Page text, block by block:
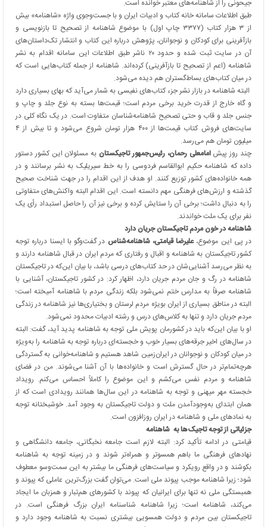
جیحونی را از شاهنامه‌های معتبر خوانده است.
طبق اطلاعات سامانه خانه کتاب و ادبیات ایران و با جست‌وجوی واژه «شاهنامه» بیش
از ۳ هزار کتاب (۳۳۷۷ چاپ اول) با موضوع شاهنامه از تصحیح تا بازنویسی و
بازآفرینی برای کودکان و نوجوانان، پژوهش درباره این کتاب و انتشار تک‌داستان‌های
آن در سایت ثبت شده و حدود ۲۰ ناشر طبق اطلاعات این سامانه اقدام به نشر
شاهنامه (اعم از تصحیح تا بازآفرینی) کرده‌اند. شاهنامه از جمله کتاب‌هایی است که
در میان کتاب‌های بساط‌گستران هم دیده می‌شود.
البته شاهنامه در بازار نشر جزء کتاب‌های نفیسی به شمار می‌آید که بهای بسیاری دارد
و گاه خارج از قدرت خرید برخی مردم است؛ قیمت‌ها بسته به نوع جلد و چاپ و
جنس جلد و قاب و حتی تصحیح شاهنامه‌شناسان متفاوت است. در یک نگاه کلی در
سایت‌های فروش کتاب قیمت‌ها از ۴۰۰ هزار تومان شروع می‌شود و تا بیش از ۴
میلیون تومان هم می‌رسد.
چند روز پیشامامعلی رحمان، رئیس‌جمهور تاجیکستانبه مسئولان این کشور دستور
داده که شاهنامه حکیم ابوالقاسم فردوسی را به خط سیریلیک به نشر برسانند و در
همه خانواده‌های کشور توزیع کنند. او هدف از این اقدام را در جهت شناخت صحیح
گذشته و ارزش‌های فرهنگی مهم دانسته است. این اقدام البته واکنش‌های متفاوتی
را به دنبال داشت؛ برخی آن را ستایش کرده و برخی نیز آن را حاصل استبداد رأی یک
نفر برای یک ملت خواندند.
شاهنامه در خون مردم تاجیکستان جریان دارد
در پی این موضوع،علیرضا قیامتی، شاهنامه‌شناس در گفت‌وگو با ایسنا درباره توجه
کشور تاجیکستان به شاهنامه و اقبال و رفتاری که مردم ایران در قبال شاهنامه دارند و
به نظر می‌رسد آشنایی‌شان در حد کتاب‌های درسی باشد، با بیان این‌که در تاجیکستان
شاهنامه در رگ و جان مردم جریان دارد، اظهار کرد: در کشور تاجیکستان، آشنایی با
شاهنامه صرفاً به مدارس ختم نمی‌شود بلکه زندگی مردم با شاهنامه آمیخته است؛
البته در مناطق بسیاری از ایران بویژه مردم لرستان و بختیاری‌ها نیز شاهنامه در زندگی
مردم جریان دارد و تنها به کلاس‌های درس و رشته ادبیات محدود نمی‌شود.
او با بیان این‌که باید در کشورمان پویش ملی توجه به شاهنامه پدید آید، گفت: البته
در سال‌های اخیر جرقه‌های بسیار خوب و خجسته‌ای درباره توجه به شاهنامه را به‌ویژه
در میان کودکان و نوجوانان در ایران‌زمین شاهد هستیم و شاهنامه‌خوانی به گستردگی
هرچه‌تمام‌تر در حال گسترش است و خانواده‌ها با آن آشنا می‌شوند. من در فضای
شاهنامه و مردم نفس می‌کشم و این موضوع را کاملاً احساس می‌کنم. رویداد
خجسته مهر میهنی و توجه به شاهنامه در این سال‌ها همانند رویدادی است که از
همان ابتدای به‌وجودآمدن ملت و دولت تاجیکستان به وجود آمد. خوشبختانه توجه
به نمادهای ملی و شاهنامه در ایران روزافزون است.
جزئیاتی از توجه تاجیک‌ها به شاهنامه
قیامتی در ادامه تأکید کرد: البته لازم است جامعه نخبگانی، جامعه دانشگاهی و
نهادهای فرهنگی ما باهم همسوتر و همراه‌تر شوند و در زمینه توجه به شاهنامه
بکوشند و در واقع رویکرد و سیاست‌های فرهنگی ما بیشتر به این سمت‌وسو معطوف
شود؛ زیرا شاهنامه موجب پیوند ملی است. می‌توان گفت بزرگ‌ترین عاملی که پیوند و
همبستگی ملی نه تنها برای ایرانیان که پیوند با کشورهای هم‌تبار و همزبان ما ایجاد
می‌کند، شاهنامه است؛ زیرا شاهنامه شناسنامه ایران بزرگ فرهنگی است. در
تاجیکستان بین مردم و دولت همسویی بیشتری نسبت به شاهنامه وجود دارد و